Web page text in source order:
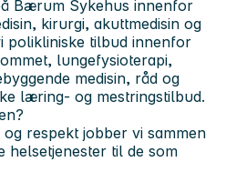
Bærum Sykehus innenfor
kirurgi, akuttmedisin og
polikliniske tilbud innenfor
lungefysioterapi,
medisin, råd og
læring- og mestringstilbud.
respekt jobber vi sammen
helsetjenester til de som